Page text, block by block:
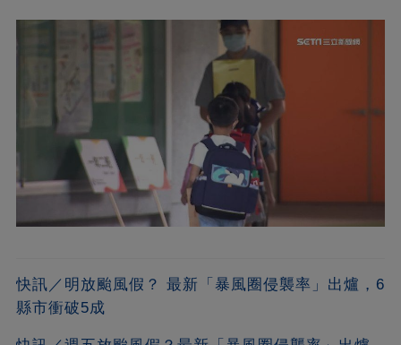
快訊／明放颱風假？ 最新「暴風圈侵襲率」出爐，6
縣市衝破5成